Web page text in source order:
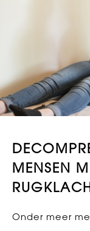
MENSEN
Onder meer